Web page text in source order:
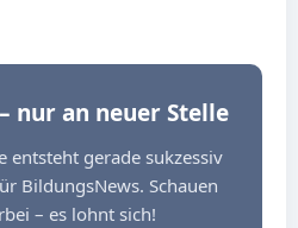
nur an neuer Stelle
entsteht gerade sukzessiv
BildungsNews. Schauen
– es lohnt sich!